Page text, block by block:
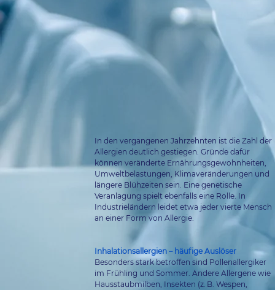
In den vergangenen Jahrzehnten ist die Zahl der
Allergien deutlich gestiegen. Gründe dafür
können veränderte Ernährungsgewohnheiten,
Umweltbelastungen, Klimaveränderungen und
längere Blühzeiten sein. Eine genetische
Veranlagung spielt ebenfalls eine Rolle. In
Industrieländern leidet etwa jeder vierte Mensch
an einer Form von Allergie.
Inhalationsallergien – häufige Auslöser
Besonders stark betroffen sind Pollenallergiker
im Frühling und Sommer. Andere Allergene wie
Hausstaubmilben, Insekten (z. B. Wespen,